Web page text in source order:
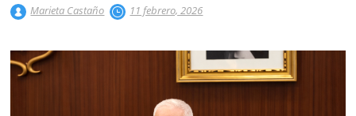
Marieta Castaño 11 febrero, 2026